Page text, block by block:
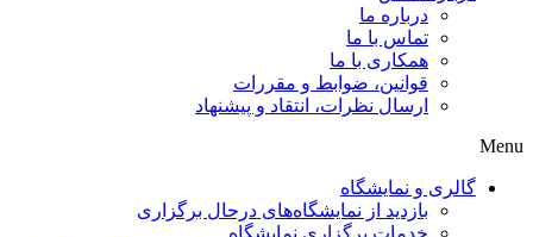
درباره ما
تماس با ما
همکاری با ما
قوانین، ضوابط و مقررات
ارسال نظرات، انتقاد و پیشنهاد
Menu
گالری و نمایشگاه
بازدید از نمایشگاه‌های درحال برگزاری
خدمات برگزاری نمایشگاه